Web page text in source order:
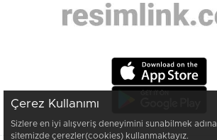
Çerez Kullanımı
Sizlere en iyi alışveriş deneyimini sunabilmek adına
sitemizde çerezler(cookies) kullanmaktayız.